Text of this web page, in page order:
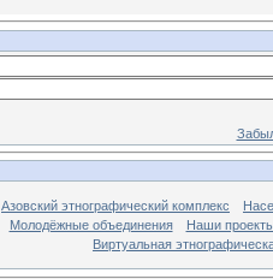
Азовский этнографический комплекс
Молодёжные объединения
Наши
Виртуальная